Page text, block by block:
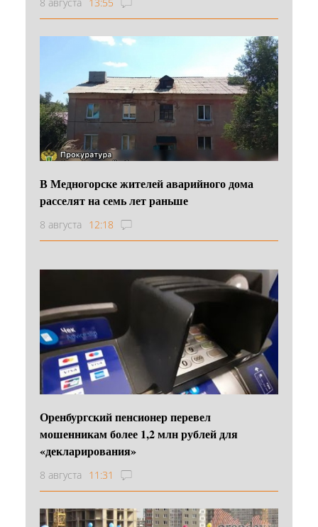
В Медногорске жителей аварийного дома
расселят на семь лет раньше
8 августа 12:18
Оренбургский пенсионер перевел
мошенникам более 1,2 млн рублей для
«декларирования»
8 августа 11:31